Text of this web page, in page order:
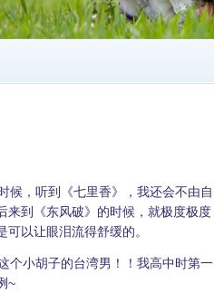
，听到《七里香》，我还会不由自
来到《东风破》的时候，就极度极度
以让眼泪流得舒缓的。
小胡子的台湾男！！我高中时第一
~